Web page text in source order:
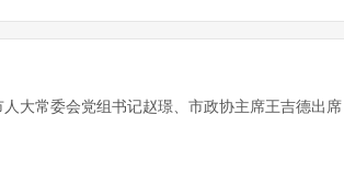
大常委会党组书记赵璟、市政协主席王吉德出席